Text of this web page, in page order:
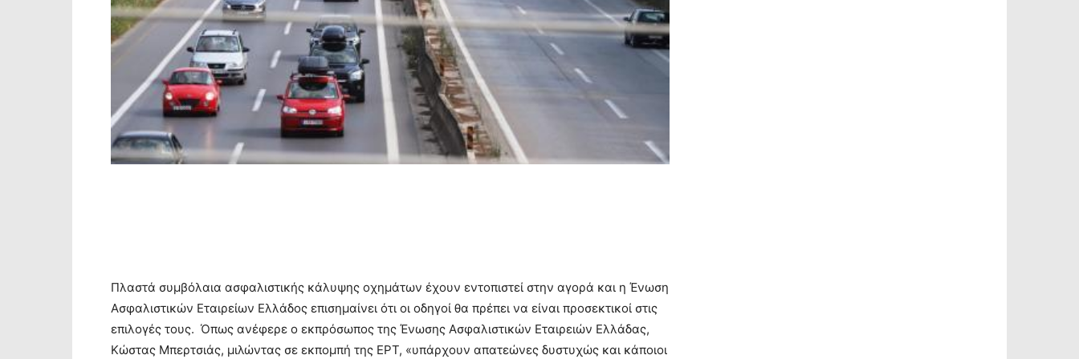
Πλαστά συμβόλαια ασφαλιστικής κάλυψης οχημάτων έχουν εντοπιστεί στην αγορά και η Ένωση
Ασφαλιστικών Εταιρείων Ελλάδος επισημαίνει ότι οι οδηγοί θα πρέπει να είναι προσεκτικοί στις
επιλογές τους. Όπως ανέφερε ο εκπρόσωπος της Ένωσης Ασφαλιστικών Εταιρειών Ελλάδας,
Κώστας Μπερτσιάς, μιλώντας σε εκπομπή της ΕΡΤ, «υπάρχουν απατεώνες δυστυχώς και κάποιοι